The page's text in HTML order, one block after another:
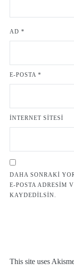
AD *
E-POSTA *
İNTERNET SITESI
DAHA SONRAKI
E-POSTA ADRESIM
KAYDEDILSIN.
This site uses